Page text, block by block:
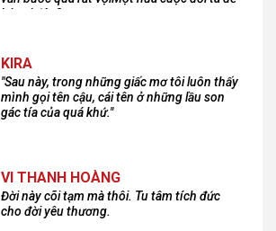
lại nơi đâu?
KIRA
"Sau này, trong những giấc mơ tôi luôn thấy
mình gọi tên cậu, cái tên ở những lầu son
gác tía của quá khứ."
VI THANH HOÀNG
Đời này cõi tạm mà thôi. Tu tâm tích đức
cho đời yêu thương.